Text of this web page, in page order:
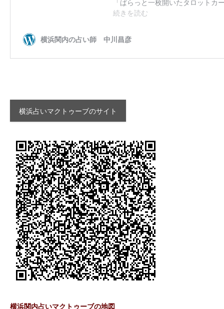
横浜占いマクトゥーブのサイト
横浜関内占いマクトゥーブの地図